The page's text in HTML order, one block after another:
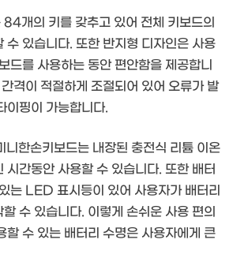
개의 키를 갖추고 있어 전체 키보드의
수 있습니다. 또한 반지형 디자인은 사용
드를 사용하는 동안 편안함을 제공합니
격이 적절하게 조절되어 있어 오류가 발
이핑이 가능합니다.
한손키보드는 내장된 충전식 리튬 이온
시간동안 사용할 수 있습니다. 또한 배터
는 LED 표시등이 있어 사용자가 배터리
수 있습니다. 이렇게 손쉬운 사용 편의
할 수 있는 배터리 수명은 사용자에게 큰